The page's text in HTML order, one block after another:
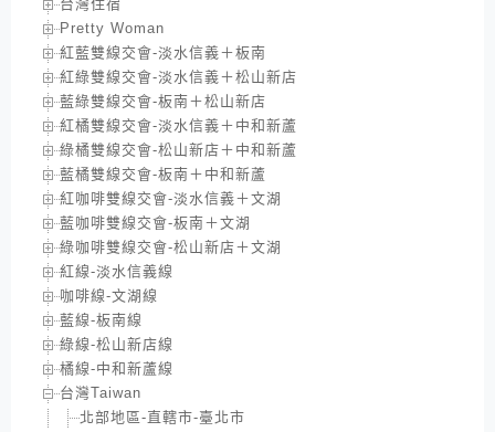
台灣住宿
Pretty Woman
紅藍雙線交會-淡水信義＋板南
紅綠雙線交會-淡水信義＋松山新店
藍綠雙線交會-板南＋松山新店
紅橘雙線交會-淡水信義＋中和新蘆
綠橘雙線交會-松山新店＋中和新蘆
藍橘雙線交會-板南＋中和新蘆
紅咖啡雙線交會-淡水信義＋文湖
藍咖啡雙線交會-板南＋文湖
綠咖啡雙線交會-松山新店＋文湖
紅線-淡水信義線
咖啡線-文湖線
藍線-板南線
綠線-松山新店線
橘線-中和新蘆線
台灣Taiwan
北部地區-直轄市-臺北市